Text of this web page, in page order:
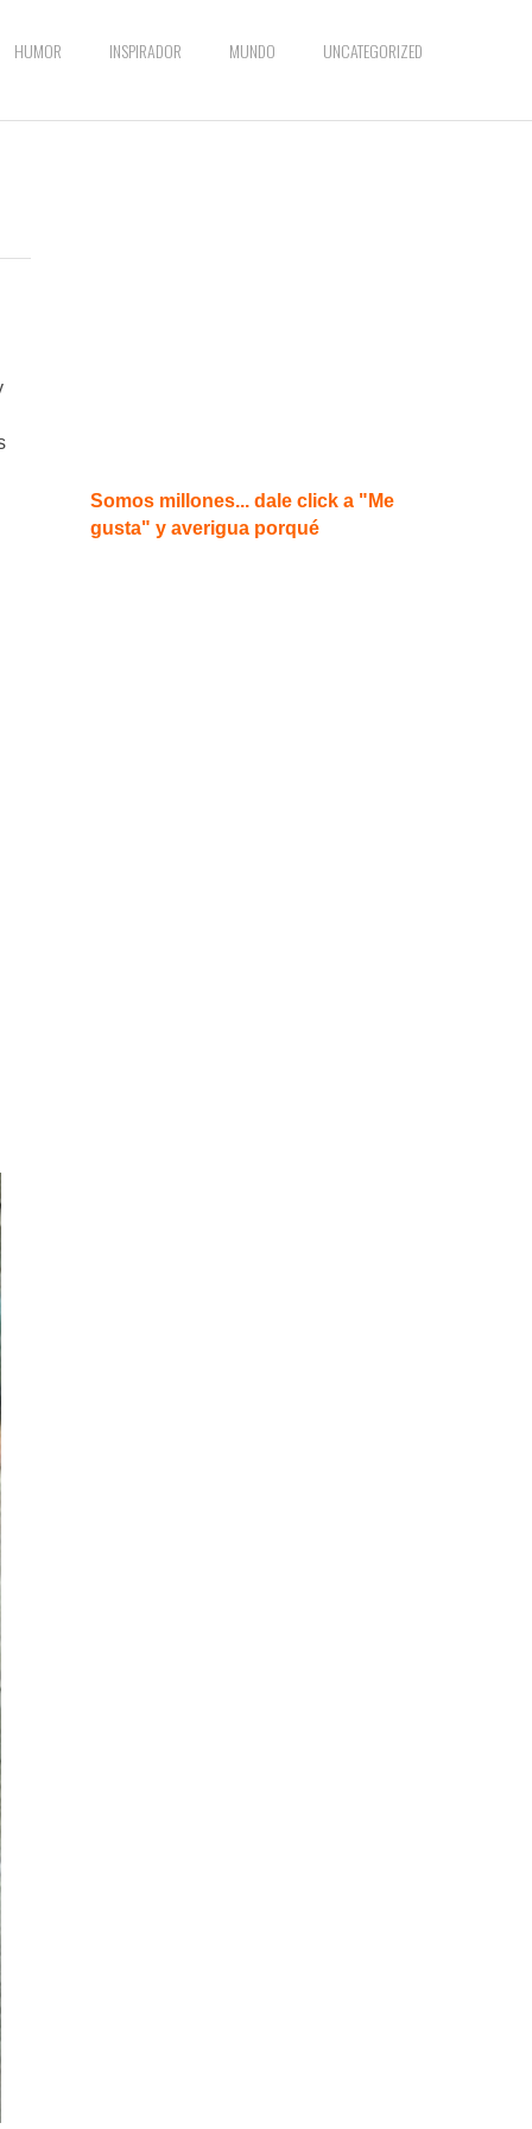
HUMOR INSPIRADOR MUNDO UNCATEGORIZED
Somos millones... dale click a "Me
gusta" y averigua porqué